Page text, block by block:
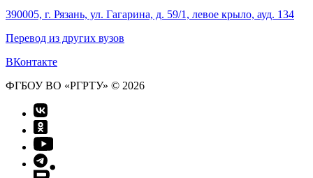
390005, г. Рязань, ул. Гагарина, д. 59/1, левое крыло, ауд. 134
Перевод из других вузов
ВКонтакте
ФГБОУ ВО «РГРТУ» © 2026